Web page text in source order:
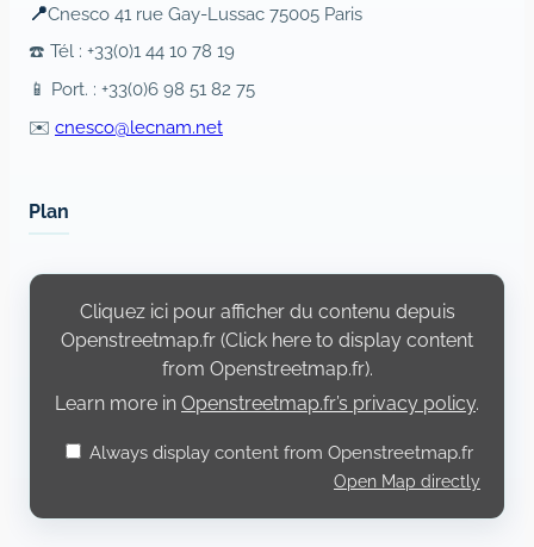
📍Cnesco 41 rue Gay-Lussac 75005 Paris
☎️ Tél : +33(0)1 44 10 78 19
📱 Port. : +33(0)6 98 51 82 75
✉️ cnesco@lecnam.net
Plan
Display
Openstreetmap.fr
Cliquez ici pour afficher du contenu depuis
Openstreetmap.fr (Click here to display content
from Openstreetmap.fr).
Learn more in Openstreetmap.fr’s privacy policy.
Always display content from Openstreetmap.fr
Open Map directly